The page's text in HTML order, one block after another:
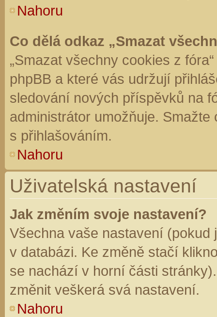
Nahoru
Co dělá odkaz „Smazat
„Smazat všechny cookies z
phpBB a které vás udržují
sledování nových příspěvků na
administrátor umožňuje.
s přihlašováním.
Nahoru
Uživatelská nastavení
Jak změním svoje nastavení?
Všechna vaše nastavení (pokud
v databázi. Ke změně stačí
se nachází v horní části
změnit veškerá svá nastavení.
Nahoru